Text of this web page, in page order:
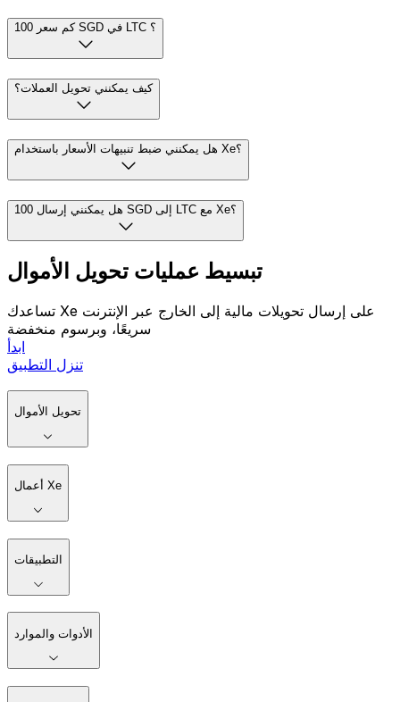
كم سعر 100 SGD في LTC ؟
كيف يمكنني تحويل العملات؟
هل يمكنني ضبط تنبيهات الأسعار باستخدام Xe؟
هل يمكنني إرسال 100 SGD إلى LTC مع Xe؟
تبسيط عمليات تحويل الأموال
تساعدك Xe على إرسال تحويلات مالية إلى الخارج عبر الإنترنت
سريعًا، وبرسوم منخفضة
ابدأ
تنزل التطبيق
تحويل الأموال
أعمال Xe
التطبيقات
الأدوات والموارد